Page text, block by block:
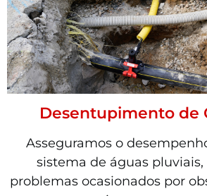
Desentupimento de
Asseguramos o
sistema de águas
problemas ocasionados por